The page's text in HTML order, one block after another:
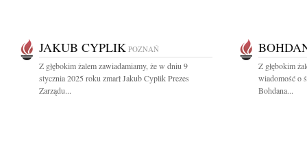
JAKUB CYPLIK POZNAŃ
Z głębokim żalem zawiadamiamy, że w dniu 9
stycznia 2025 roku zmarł Jakub Cyplik Prezes
Zarządu...
Z głębokim
wiadomość o
Bohdana...